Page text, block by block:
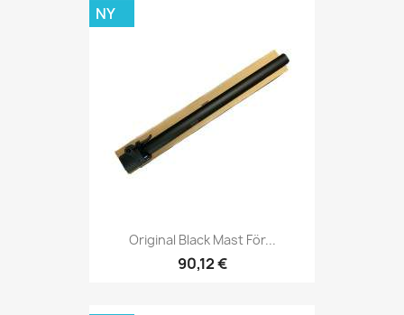
Original Black Mast För...
90,12 €
NY